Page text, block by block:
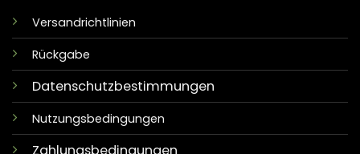
Versandrichtlinien
Rückgabe
Datenschutzbestimmungen
Nutzungsbedingungen